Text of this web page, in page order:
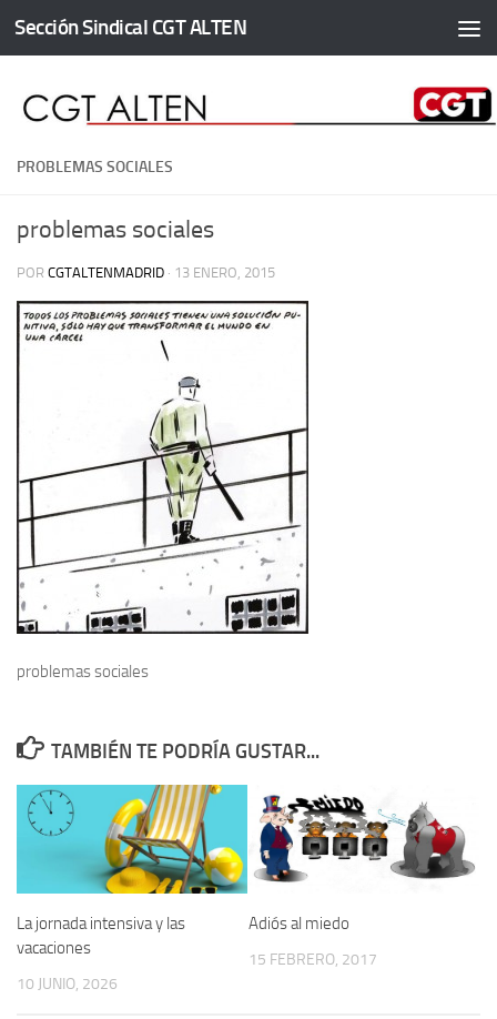
Saltar al contenido
Sección Sindical CGT ALTEN
PROBLEMAS SOCIALES
problemas sociales
POR CGTALTENMADRID · 13 ENERO, 2015
problemas sociales
TAMBIÉN TE PODRÍA GUSTAR...
La jornada intensiva y las
vacaciones
10 JUNIO, 2026
Adiós al miedo
15 FEBRERO, 2017